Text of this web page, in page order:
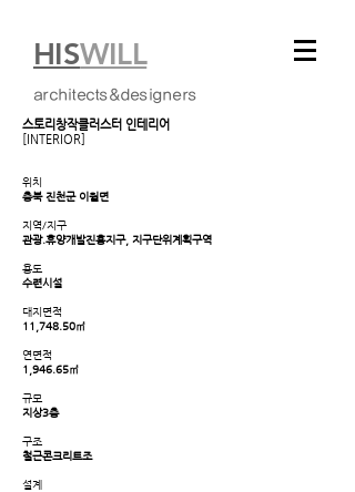
HISWILL
architects&designers
스토리창작클러스터 인테리어
[INTERIOR]
위치
충북 진천군 이월면
지역/지구
관광.휴양개발진흥지구, 지구단위계획구역
용도
수련시설
대지면적
11,748.50㎡
연면적
1,946.65㎡
규모
지상3층
구조
철근콘크리트조
설계